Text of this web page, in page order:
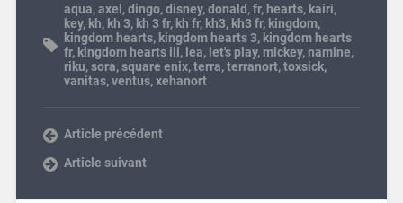
aqua,axel ,dingo,disney,donald ,fr, hearts, kairi,
key, kh, kh 3, kh 3 fr, kh fr, kh3, kh3 fr, kingdom,
kingdom hearts, kingdom hearts 3, kingdom hearts
fr, kingdom hearts iii, lea, let's play, mickey,namine,
riku,sora,square enix,terra,terranort,toxsick,
vanitas,ventus,xehanort
Article précédent
Article suivant